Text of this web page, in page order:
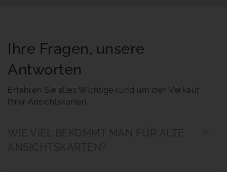
Ihre Fragen, unsere
Antworten
Erfahren Sie alles Wichtige rund um den Verkauf
Ihrer Ansichtskarten.